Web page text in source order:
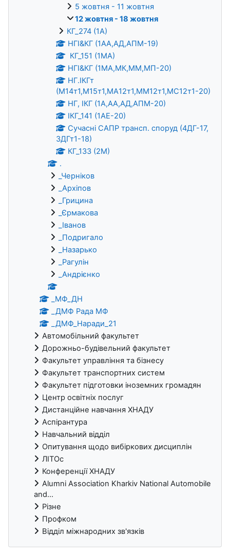
5 жовтня - 11 жовтня
12 жовтня - 18 жовтня
КГ_274 (1А)
НГІ&КГ (1АА,АД,АПМ-19)
КГ_151 (1МА)
НГІ&КГ (1МА,МК,ММ,МП-20)
НГ.ІКГт
(М14т1,М15т1,МА12т1,ММ12т1,МС12т1-20)
НГ, ІКГ (1А,АА,АД,АПМ-20)
ІКГ_141 (1АЕ-20)
Сучасні САПР трансп. споруд (4ДГ-17,
3ДГт1-18)
КГ_133 (2М)
.
_Черніков
_Архіпов
_Грицина
_Єрмакова
_Іванов
_Подригало
_Назарько
_Рагулін
_Андрієнко
_МФ_ДН
_ДМФ Рада МФ
_ДМФ_Наради_21
Автомобільний факультет
Дорожньо-будівельний факультет
Факультет управління та бізнесу
Факультет транспортних систем
Факультет підготовки іноземних громадян
Центр освітніх послуг
Дистанційне навчання ХНАДУ
Аспірантура
Навчальний відділ
Опитування щодо вибіркових дисциплін
ЛІТОс
Конференції ХНАДУ
Alumni Association Kharkiv National Automobile
and...
Різне
Профком
Відділ міжнародних зв'язків